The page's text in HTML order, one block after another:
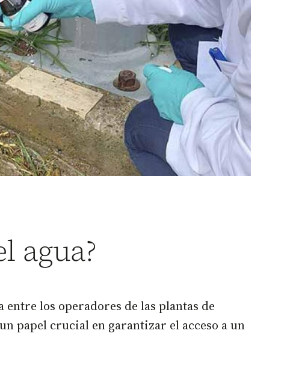
agua?
los operadores de las plantas de
papel crucial en garantizar el acceso a un